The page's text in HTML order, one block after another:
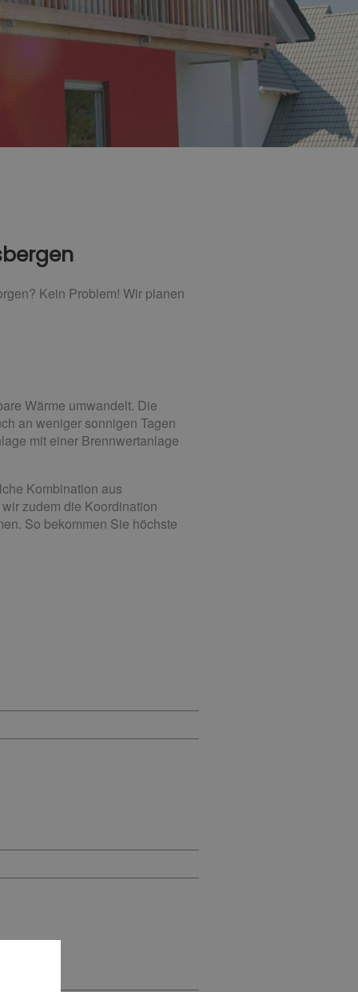
Kein Problem! Wir planen
Wärme umwandelt. Die
an weniger sonnigen Tagen
mit einer Brennwertanlage
Kombination aus
zudem die Koordination
So bekommen Sie höchste